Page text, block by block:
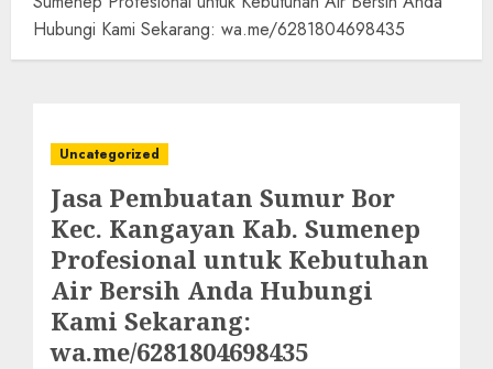
Hubungi Kami Sekarang: wa.me/6281804698435
Uncategorized
Jasa Pembuatan Sumur Bor
Kec. Kangayan Kab. Sumenep
Profesional untuk Kebutuhan
Air Bersih Anda Hubungi
Kami Sekarang:
wa.me/6281804698435